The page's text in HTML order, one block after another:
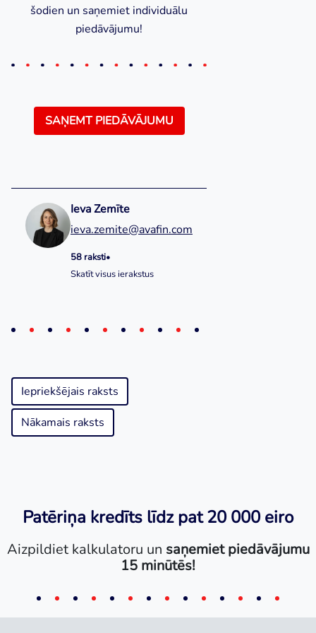
šodien un saņemiet individuālu
piedāvājumu!
SAŅEMT PIEDĀVĀJUMU
Ieva Zemīte
ieva.zemite@avafin.com
58 raksti•
Skatīt visus ierakstus
Iepriekšējais raksts
Nākamais raksts
Patēriņa kredīts līdz pat 20 000 eiro
Aizpildiet kalkulatoru un saņemiet piedāvājumu
15 minūtēs!